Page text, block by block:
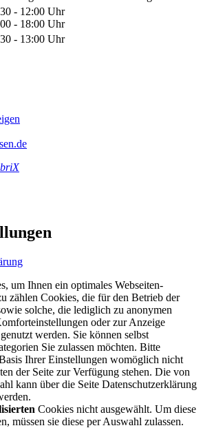
- 12:00 Uhr
- 18:00 Uhr
- 13:00 Uhr
um Ihnen ein optimales Webseiten-
zählen Cookies, die für den Betrieb der
solche, die lediglich zu anonymen
oder zur Anzeige
werden. Sie können selbst
Sie zulassen möchten. Bitte
Ihrer Einstellungen womöglich nicht
der Seite zur Verfügung stehen. Die von
kann über die Seite Datenschutzerklärung
Cookies nicht ausgewählt. Um diese
müssen sie diese per Auswahl zulassen.